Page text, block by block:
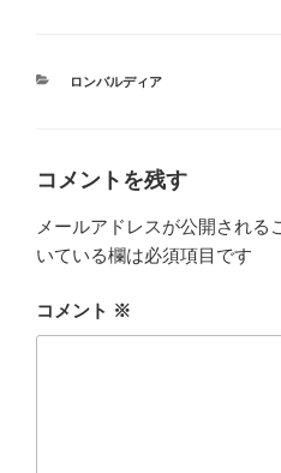
カ
ロンバルディア
コメントを残す
メールアドレスが公開される
いている欄は必須項目です
コメント ※